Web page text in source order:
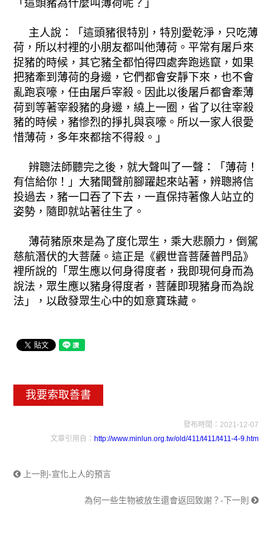
「這頭豬為什麼叫薄荷呢？」
主人說：「這頭豬很特別，特別愛乾淨，只吃薄
荷，所以村裡的小朋友都叫他薄荷。平常有屠戶來
捉豬的時候，其它豬全都怕得四處奔跑逃竄，如果
把豬牽到薄荷的身邊，它們都會安靜下來，也不會
亂跑哀嚎，任由屠戶宰殺。因此以後屠戶都會牽薄
荷到等著宰殺豬的身邊，繞上一圈，省了以往宰殺
豬的時候，豬慘烈的掙扎與哀嚎。所以一家人很愛
惜薄荷，多年來都捨不得殺。」
辨聰法師聽完之後，就大聲叫了一聲：「薄荷！
有信給你！」大豬聞聲前腳躍起來站著，辨聰將信
投過去，豬一口吞了下去，一直保持著像人站立的
姿勢，隨即就站著往生了。
薄荷豬原來是為了度化眾生，乘大悲願力，倒駕
慈航潛伏的大菩薩。這正是《觀世音菩薩普門品》
裡所說的「眾生應以何身得度者，我即現何身而為
說法，眾生應以豬身得度者，菩薩即現豬身而為說
法」，以啟發眾生心中的如意寶珠藏。
我要索取善書
發布時間：2021-12-07
文章引用自： http://www.minlun.org.tw/old/411/t411/t411-4-9.htm
上一則-宣化上人的預言
為何一些生物被放生還會返回致謝？-下一則